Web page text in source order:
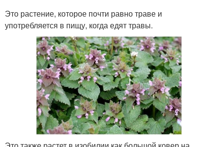
Это растение, которое почти равно траве и
употребляется в пищу, когда едят травы.